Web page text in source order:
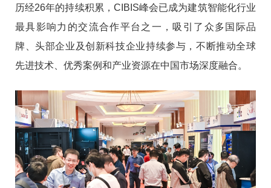
历经26年的持续积累，CIBIS峰会已成为建筑智能化行业
最具影响力的交流合作平台之一，吸引了众多国际品
牌、头部企业及创新科技企业持续参与，不断推动全球
先进技术、优秀案例和产业资源在中国市场深度融合。